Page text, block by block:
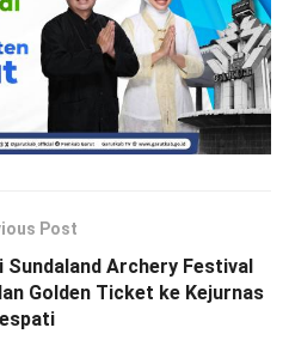
Post
Archery Festival
Golden Ticket ke Kejurnas